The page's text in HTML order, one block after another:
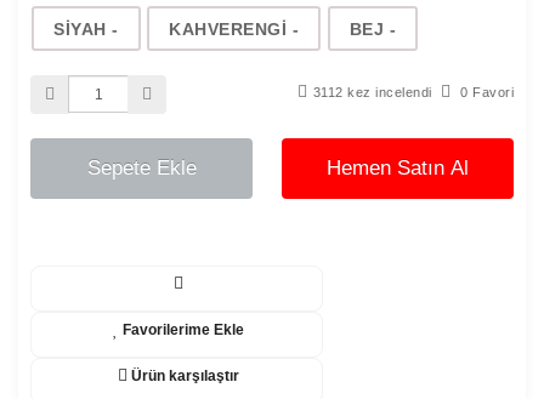
SİYAH - KAHVERENGİ - BEJ -
3112 kez incelendi 0 Favori
Sepete Ekle Hemen Satın Al
Favorilerime Ekle
Ürün karşılaştır